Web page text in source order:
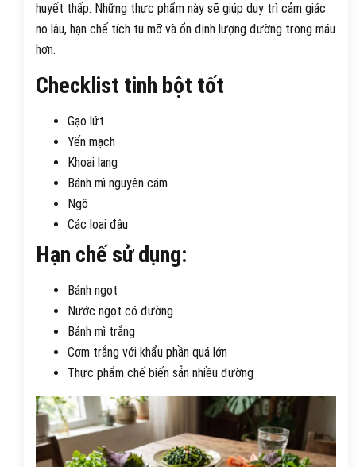
huyết thấp. Những thực phẩm này sẽ giúp duy trì cảm giác
no lâu, hạn chế tích tụ mỡ và ổn định lượng đường trong máu
hơn.
Checklist tinh bột tốt
Gạo lứt
Yến mạch
Khoai lang
Bánh mì nguyên cám
Ngô
Các loại đậu
Hạn chế sử dụng:
Bánh ngọt
Nước ngọt có đường
Bánh mì trắng
Cơm trắng với khẩu phần quá lớn
Thực phẩm chế biến sẵn nhiều đường